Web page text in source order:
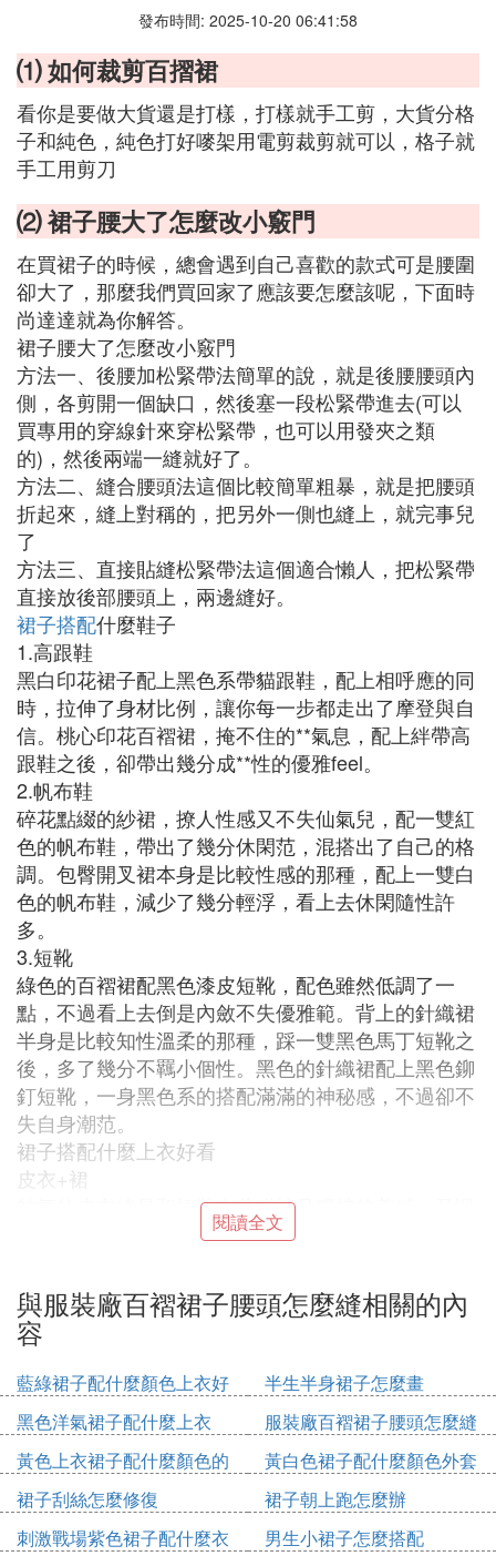
發布時間: 2025-10-20 06:41:58
⑴ 如何裁剪百摺裙
看你是要做大貨還是打樣，打樣就手工剪，大貨分格
子和純色，純色打好嘜架用電剪裁剪就可以，格子就
手工用剪刀
⑵ 裙子腰大了怎麼改小竅門
在買裙子的時候，總會遇到自己喜歡的款式可是腰圍
卻大了，那麼我們買回家了應該要怎麼該呢，下面時
尚達達就為你解答。
裙子腰大了怎麼改小竅門
方法一、後腰加松緊帶法簡單的說，就是後腰腰頭內
側，各剪開一個缺口，然後塞一段松緊帶進去(可以
買專用的穿線針來穿松緊帶，也可以用發夾之類
的)，然後兩端一縫就好了。
方法二、縫合腰頭法這個比較簡單粗暴，就是把腰頭
折起來，縫上對稱的，把另外一側也縫上，就完事兒
了
方法三、直接貼縫松緊帶法這個適合懶人，把松緊帶
直接放後部腰頭上，兩邊縫好。
裙子搭配什麼鞋子
1.高跟鞋
黑白印花裙子配上黑色系帶貓跟鞋，配上相呼應的同
時，拉伸了身材比例，讓你每一步都走出了摩登與自
信。桃心印花百褶裙，掩不住的**氣息，配上絆帶高
跟鞋之後，卻帶出幾分成**性的優雅feel。
2.帆布鞋
碎花點綴的紗裙，撩人性感又不失仙氣兒，配一雙紅
色的帆布鞋，帶出了幾分休閑范，混搭出了自己的格
調。包臀開叉裙本身是比較性感的那種，配上一雙白
色的帆布鞋，減少了幾分輕浮，看上去休閑隨性許
多。
3.短靴
綠色的百褶裙配黑色漆皮短靴，配色雖然低調了一
點，不過看上去倒是內斂不失優雅範。背上的針織裙
半身是比較知性溫柔的那種，踩一雙黑色馬丁短靴之
後，多了幾分不羈小個性。黑色的針織裙配上黑色鉚
釘短靴，一身黑色系的搭配滿滿的神秘感，不過卻不
失自身潮范。
裙子搭配什麼上衣好看
皮衣+裙
帥氣的皮衣總是和裙裝有著碰撞且獨特的美感，又颯
又酷，除了展現裙裝的性感、甜美也能多出一份**自
襯衫+裙
襯衫+長裙是大熱的搭配組合。氣質十足又顯得格外
的輕快柔和。不同的場合都能通過襯衫+裙的組合來
找到完美的對應搭配。
針織單品+裙
一件寬松的大毛衣+長裙，非常的遮肉顯瘦，只露出
纖細的腳踝部分營造「老娘本來就很瘦」的既視感。
上身較胖的姑娘，選擇V領，或者適當露膚且織線細
密的毛衣款式更顯瘦。輕輕塞一點衣角拉長腿部比例
更顯高。
閱讀全文
與服裝廠百褶裙子腰頭怎麼縫相關的內
容
藍綠裙子配什麼顏色上衣好
看
半生半身裙子怎麼畫
黑色洋氣裙子配什麼上衣
服裝廠百褶裙子腰頭怎麼縫
黃色上衣裙子配什麼顏色的
鞋
黃白色裙子配什麼顏色外套
裙子刮絲怎麼修復
裙子朝上跑怎麼辦
刺激戰場紫色裙子配什麼衣
男生小裙子怎麼搭配